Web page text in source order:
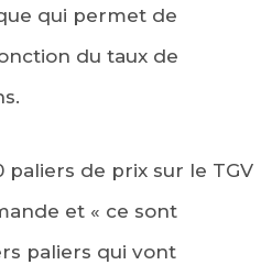
qui permet de
du taux de
paliers de prix sur le TGV
et « ce sont
paliers qui vont